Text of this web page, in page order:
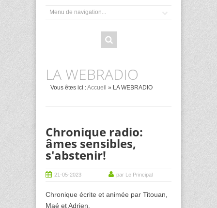
LA WEBRADIO
Vous êtes ici :Accueil » LA WEBRADIO
Chronique radio:
âmes sensibles,
s'abstenir!
21-05-2023 par Le Principal
Chronique écrite et animée par Titouan,
Maé et Adrien.